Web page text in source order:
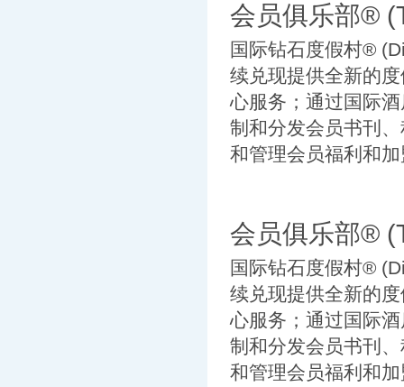
会员俱乐部®
国际钻石度假村®
续兑现提供全新的
心服务；通过国际
制和分发会员书刊
和管理会员福利和
会员俱乐部®
国际钻石度假村®
续兑现提供全新的
心服务；通过国际
制和分发会员书刊
和管理会员福利和